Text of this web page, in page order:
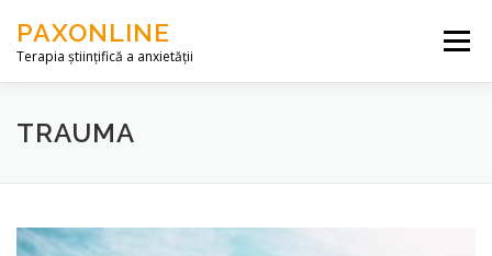
PAXONLINE
Terapia științifică a anxietății
Menu
DESPRE NOI
TRAUMA